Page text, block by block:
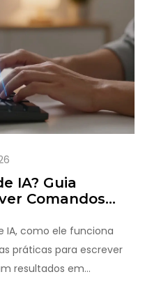
IA? Guia
Comandos
IA, como ele funciona
práticas para escrever
resultados em